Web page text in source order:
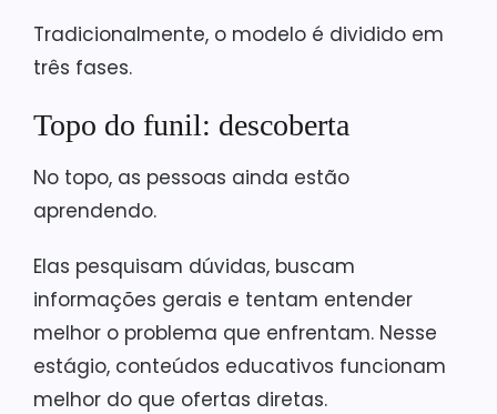
Tradicionalmente, o modelo é dividido em
três fases.
Topo do funil: descoberta
No topo, as pessoas ainda estão
aprendendo.
Elas pesquisam dúvidas, buscam
informações gerais e tentam entender
melhor o problema que enfrentam. Nesse
estágio, conteúdos educativos funcionam
melhor do que ofertas diretas.